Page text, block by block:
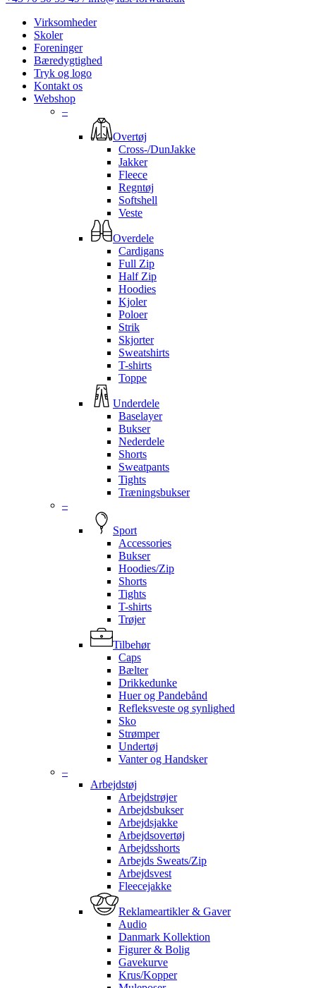
Virksomheder
Skoler
Foreninger
Bæredygtighed
Tryk og logo
Kontakt os
Webshop
–
Overtøj
Cross-/DunJakke
Jakker
Fleece
Regntøj
Softshell
Veste
Overdele
Cardigans
Full Zip
Half Zip
Hoodies
Kjoler
Poloer
Strik
Skjorter
Sweatshirts
T-shirts
Toppe
Underdele
Baselayer
Bukser
Nederdele
Shorts
Sweatpants
Tights
Træningsbukser
–
Sport
Accessories
Bukser
Hoodies/Zip
Shorts
Tights
T-shirts
Trøjer
Tilbehør
Caps
Bælter
Drikkedunke
Huer og Pandebånd
Refleksveste og synlighed
Sko
Strømper
Undertøj
Vanter og Handsker
–
Arbejdstøj
Arbejdstrøjer
Arbejdsbukser
Arbejdsjakke
Arbejdsovertøj
Arbejdsshorts
Arbejds Sweats/Zip
Arbejdsvest
Fleecejakke
Reklameartikler & Gaver
Audio
Danmark Kollektion
Figurer & Bolig
Gavekurve
Krus/Kopper